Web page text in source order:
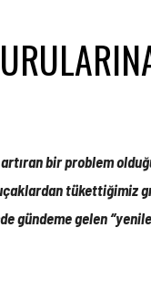
bir problem
tükettiğimiz
gelen